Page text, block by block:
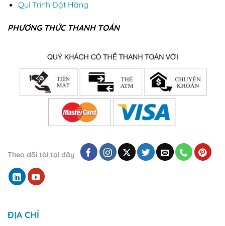
Qui Trình Đặt Hàng
PHƯƠNG THỨC THANH TOÁN
Theo dõi tôi tại đây
ĐỊA CHỈ